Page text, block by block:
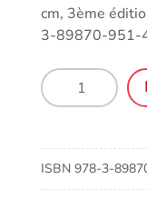
cm, 3ème
3-89870-951-
Freiburg
im
La
Cáthedrale
Menge
ISBN 978-3-